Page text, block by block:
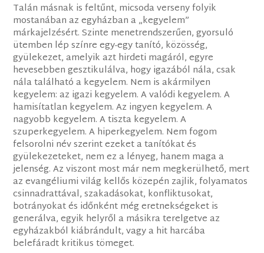
Talán másnak is feltűnt, micsoda verseny folyik
mostanában az egyházban a „kegyelem”
márkajelzésért. Szinte menetrendszerűen, gyorsuló
ütemben lép színre egy-egy tanító, közösség,
gyülekezet, amelyik azt hirdeti magáról, egyre
hevesebben gesztikulálva, hogy igazából nála, csak
nála található a kegyelem. Nem is akármilyen
kegyelem: az igazi kegyelem. A valódi kegyelem. A
hamisítatlan kegyelem. Az ingyen kegyelem. A
nagyobb kegyelem. A tiszta kegyelem. A
szuperkegyelem. A hiperkegyelem. Nem fogom
felsorolni név szerint ezeket a tanítókat és
gyülekezeteket, nem ez a lényeg, hanem maga a
jelenség. Az viszont most már nem megkerülhető, mert
az evangéliumi világ kellős közepén zajlik, folyamatos
csinnadrattával, szakadásokat, konfliktusokat,
botrányokat és időnként még eretnekségeket is
generálva, egyik helyről a másikra terelgetve az
egyházakból kiábrándult, vagy a hit harcába
belefáradt kritikus tömeget.